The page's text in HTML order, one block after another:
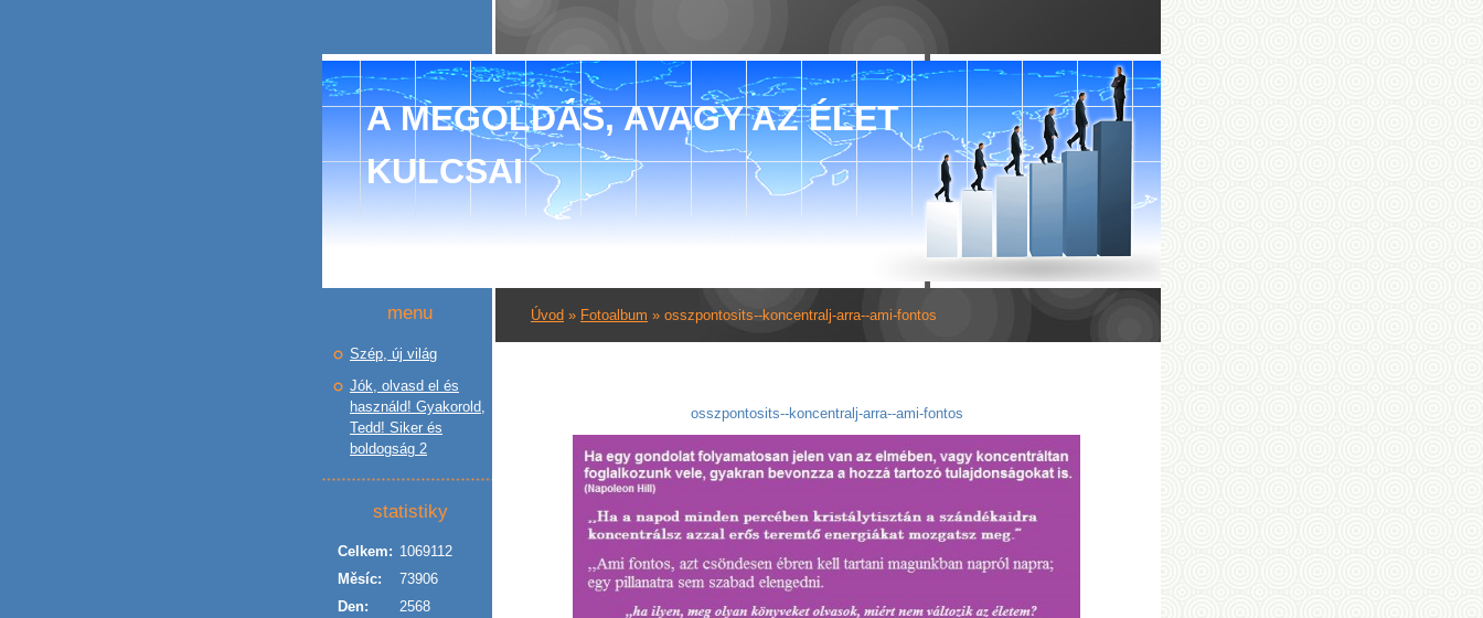
A MEGOLDÁS, AVAGY AZ ÉLET
KULCSAI
Úvod » Fotoalbum » osszpontosits--koncentralj-arra--ami-fontos
osszpontosits--koncentralj-arra--ami-fontos
menu
Szép, új világ
Jók, olvasd el és
használd! Gyakorold,
Tedd! Siker és
boldogság 2
statistiky
Celkem: 1069112
Měsíc:
73906
Den:
2568